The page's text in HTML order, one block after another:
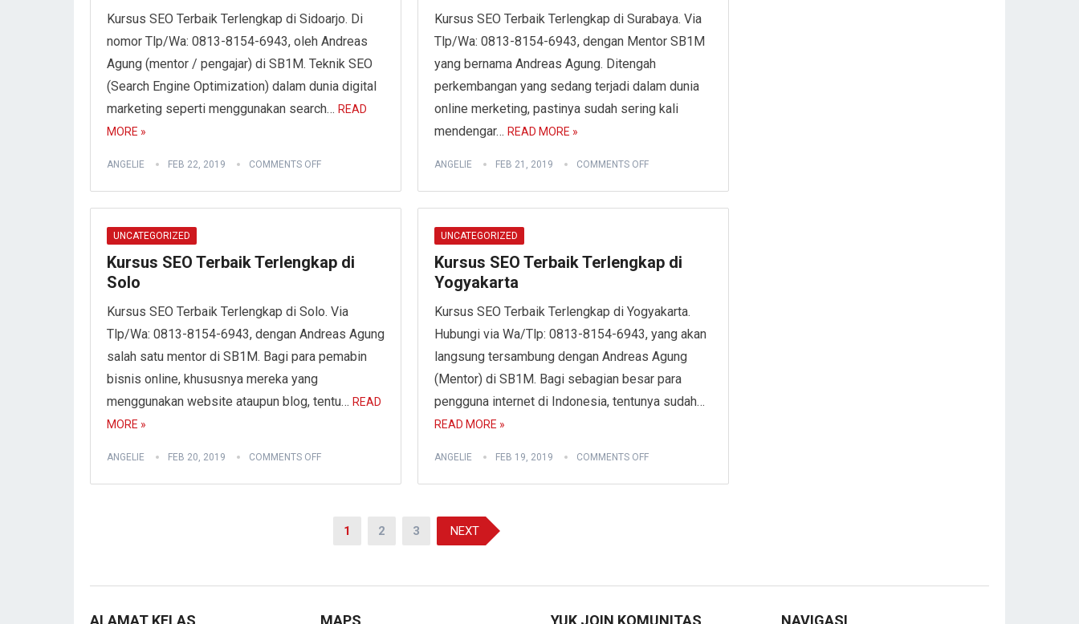
Kursus SEO Terbaik Terlengkap di Sidoarjo. Di
nomor Tlp/Wa: 0813-8154-6943, oleh Andreas
Agung (mentor / pengajar) di SB1M. Teknik SEO
(Search Engine Optimization) dalam dunia digital
marketing seperti menggunakan search… READ
MORE »
ANGELIE FEB 22, 2019 COMMENTS OFF
Kursus SEO Terbaik Terlengkap di Surabaya. Via
Tlp/Wa: 0813-8154-6943, dengan Mentor SB1M
yang bernama Andreas Agung. Ditengah
perkembangan yang sedang terjadi dalam dunia
online merketing, pastinya sudah sering kali
mendengar… READ MORE »
ANGELIE FEB 21, 2019 COMMENTS OFF
UNCATEGORIZED
Kursus SEO Terbaik Terlengkap di
Solo
Kursus SEO Terbaik Terlengkap di Solo. Via
Tlp/Wa: 0813-8154-6943, dengan Andreas Agung
salah satu mentor di SB1M. Bagi para pemabin
bisnis online, khususnya mereka yang
menggunakan website ataupun blog, tentu… READ
MORE »
ANGELIE FEB 20, 2019 COMMENTS OFF
UNCATEGORIZED
Kursus SEO Terbaik Terlengkap di
Yogyakarta
Kursus SEO Terbaik Terlengkap di Yogyakarta.
Hubungi via Wa/Tlp: 0813-8154-6943, yang akan
langsung tersambung dengan Andreas Agung
(Mentor) di SB1M. Bagi sebagian besar para
pengguna internet di Indonesia, tentunya sudah…
READ MORE »
ANGELIE FEB 19, 2019 COMMENTS OFF
1 2 3 NEXT
ALAMAT KELAS MAPS YUK JOIN KOMUNITAS NAVIGASI